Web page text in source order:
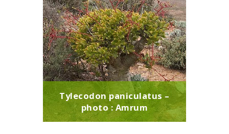
Tylecodon paniculatus –
photo : Amrum